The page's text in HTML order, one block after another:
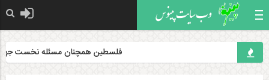
فلسطین همچنان مسئله نخست جهان